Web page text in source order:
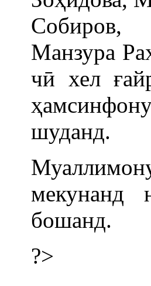
Собиров,
Манзура
чӣ хел
шуданд.
мекунанд
бошанд.
?>